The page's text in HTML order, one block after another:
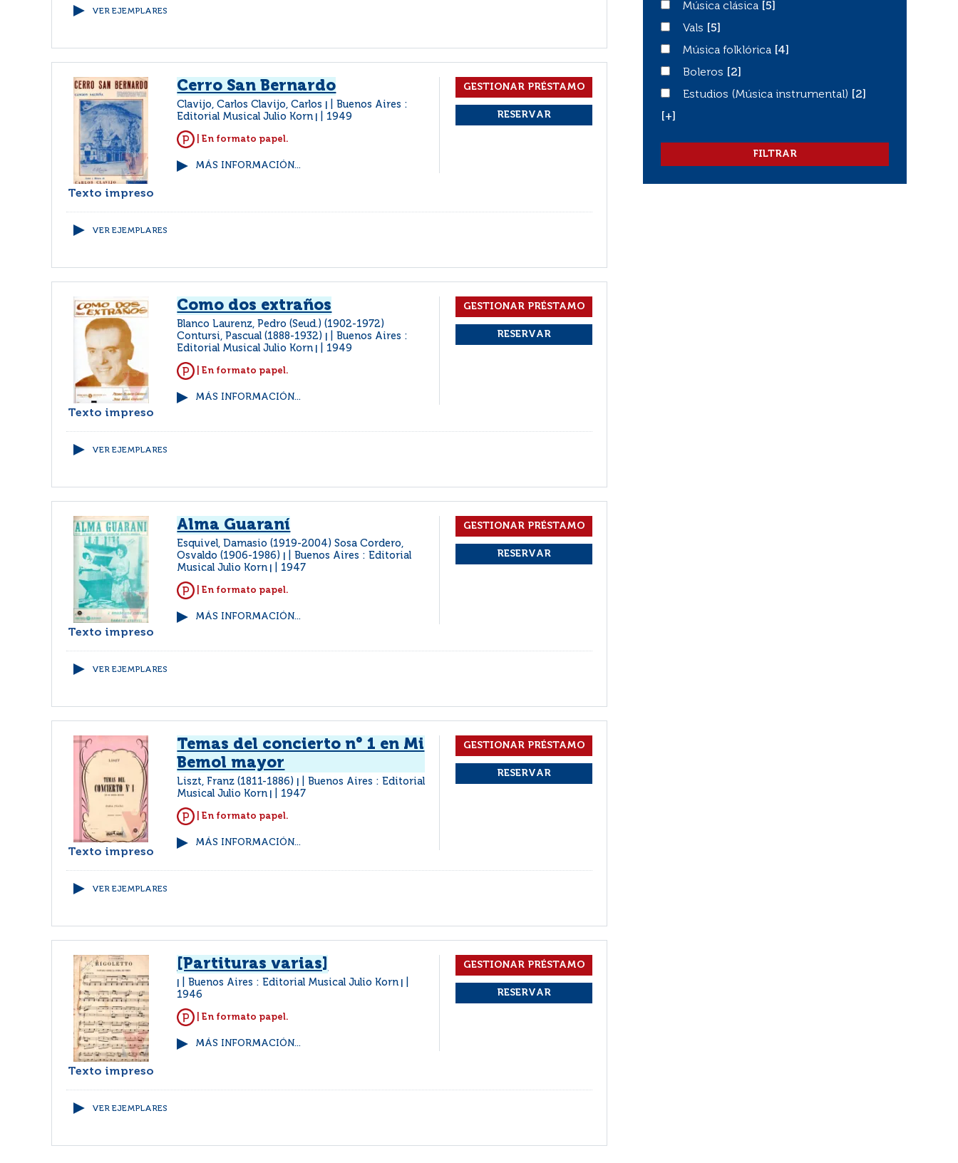
VER EJEMPLARES
Texto impreso
Cerro San Bernardo
Clavijo, Carlos Clavijo, Carlos
Buenos Aires :
Editorial Musical Julio Korn
1949
| En formato papel.
MÁS INFORMACIÓN...
VER EJEMPLARES
Texto impreso
Como dos extraños
Blanco Laurenz, Pedro (Seud.) (1902-1972)
Contursi, Pascual (1888-1932)
Buenos Aires :
Editorial Musical Julio Korn
1949
| En formato papel.
MÁS INFORMACIÓN...
VER EJEMPLARES
Texto impreso
Alma Guaraní
Esquivel, Damasio (1919-2004) Sosa Cordero,
Osvaldo (1906-1986)
Buenos Aires : Editorial
Musical Julio Korn
1947
| En formato papel.
MÁS INFORMACIÓN...
VER EJEMPLARES
Texto impreso
Temas del concierto n° 1 en Mi
Bemol mayor
Liszt, Franz (1811-1886)
Buenos Aires : Editorial
Musical Julio Korn
1947
| En formato papel.
MÁS INFORMACIÓN...
VER EJEMPLARES
Texto impreso
[Partituras varias]
Buenos Aires : Editorial Musical Julio Korn
1946
| En formato papel.
MÁS INFORMACIÓN...
VER EJEMPLARES
Música clásica
Música clásica
[5]
Vals
Vals
[5]
Música folklórica
Música folklórica
[4]
BolerosBoleros
[2]
Estudios (Música instrumental)
Estudios (Música instrumental)
[2]
[+]